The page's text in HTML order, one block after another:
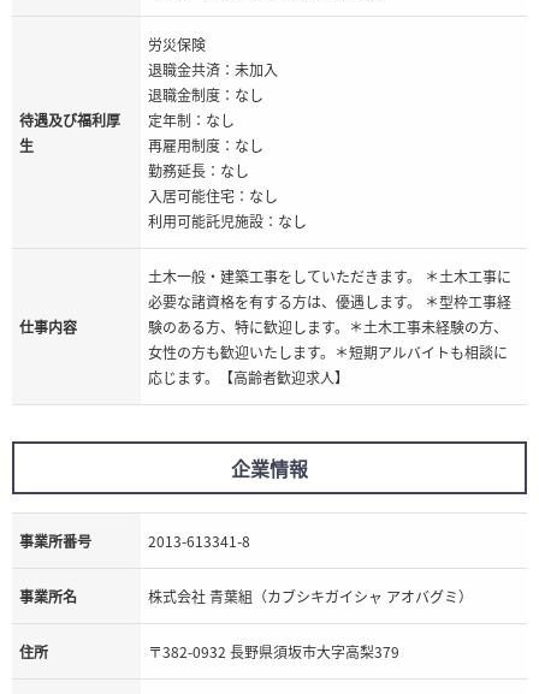
待遇及び福利厚
生
労災保険
退職金共済：未加入
退職金制度：なし
定年制：なし
再雇用制度：なし
勤務延長：なし
入居可能住宅：なし
利用可能託児施設：なし
仕事内容
土木一般・建築工事をしていただきます。 ＊土木工事に
必要な諸資格を有する方は、優遇します。 ＊型枠工事経
験のある方、特に歓迎します。＊土木工事未経験の方、
女性の方も歓迎いたします。＊短期アルバイトも相談に
応じます。【高齢者歓迎求人】
企業情報
事業所番号 2013-613341-8
事業所名 株式会社 青葉組（カブシキガイシャ アオバグミ）
住所 〒382-0932 長野県須坂市大字高梨379